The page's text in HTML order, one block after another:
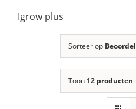
Igrow plus
Sorteer op
Toon 12 producten